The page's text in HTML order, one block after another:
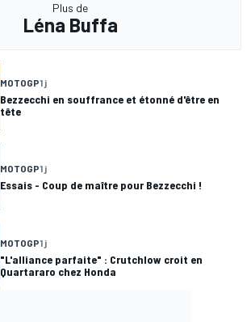
Plus de
Léna Buffa
MOTOGP1 j
Bezzecchi en souffrance et étonné d'être en
tête
MOTOGP1 j
Essais - Coup de maître pour Bezzecchi !
MOTOGP1 j
"L'alliance parfaite" : Crutchlow croit en
Quartararo chez Honda